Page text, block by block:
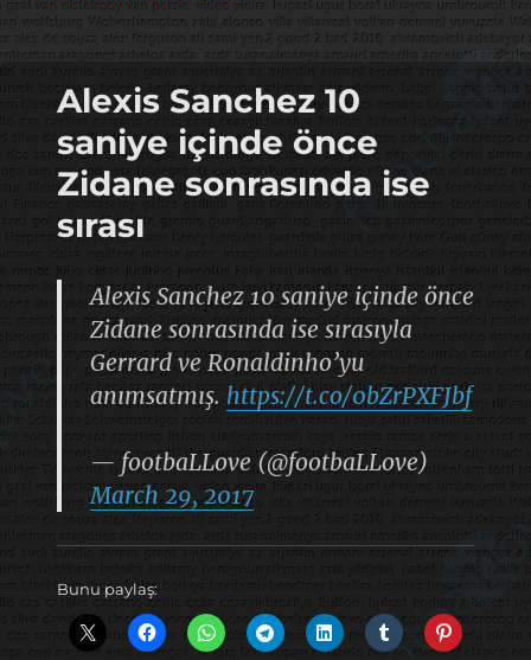
footbaLLove
Alexis Sanchez 10
saniye içinde önce
Zidane sonrasında ise
sırası
Alexis Sanchez 10 saniye içinde önce
Zidane sonrasında ise sırasıyla
Gerrard ve Ronaldinho’yu
anımsatmış. https://t.co/0bZrPXFJbf
— footbaLLove (@footbaLLove)
March 29, 2017
Bunu paylaş: